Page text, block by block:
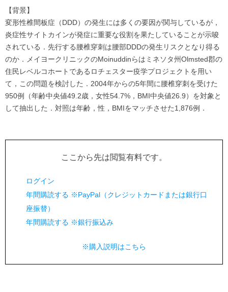
【背景】
変形性椎間板症（DDD）の発生には多くの要因が関与しているが，
炎症性サイトカインが発症に重要な役割を果たしていることが示唆
されている．先行する腰椎穿刺は腰部DDDの発生リスクとなり得る
のか．メイヨークリニックのMoinuddinらはミネソタ州Olmsted郡の
住民レベルコホートであるロチェスター疫学プロジェクトを用い
て，この問題を検討した．2004年からの5年間に腰椎穿刺を受けた
950例（年齢中央値49.2歳，女性54.7%，BMI中央値26.9）を対象と
して抽出した．対照は年齢，性，BMIをマッチさせた1,876例．
ここから先は閲覧有料です。
ログイン
年間購読する ※PayPal（クレジットカードまたは銀行口
座振替）
年間購読する ※銀行振込み
※購入説明はこちら